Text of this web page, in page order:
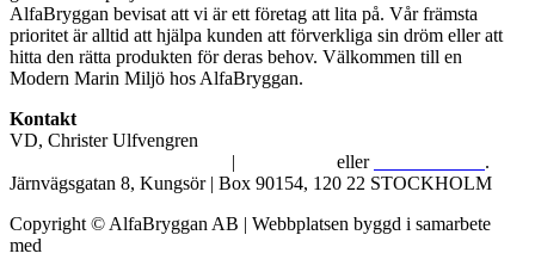
AlfaBryggan bevisat att vi är ett företag att lita på. Vår främsta
prioritet är alltid att hjälpa kunden att förverkliga sin dröm eller att
hitta den rätta produkten för deras behov. Välkommen till en
Modern Marin Miljö hos AlfaBryggan.
Kontakt
VD, Christer Ulfvengren
| eller
.
Järnvägsgatan 8, Kungsör | Box 90154, 120 22 STOCKHOLM
Copyright © AlfaBryggan AB | Webbplatsen byggd i samarbete
med